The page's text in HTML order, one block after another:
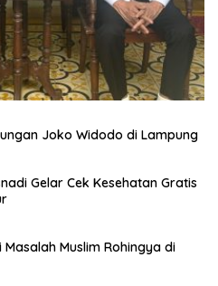
Joko Widodo di Lampung
Gelar Cek Kesehatan Gratis
Masalah Muslim Rohingya di